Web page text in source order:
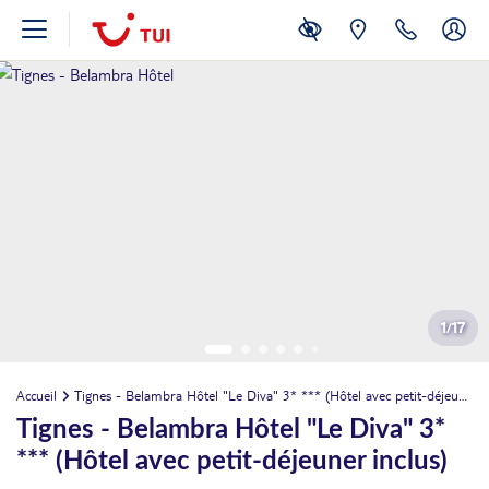
1/17
Accueil Tignes - Belambra Hôtel "Le Diva" 3* *** (Hôtel avec petit-déjeuner inclus)
Tignes - Belambra Hôtel "Le Diva" 3*
*** (Hôtel avec petit-déjeuner inclus)